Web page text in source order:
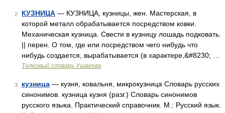
2 КУЗНИЦА — КУЗНИЦА, кузницы, жен. Мастерская, в
которой металл обрабатывается посредством ковки.
Механическая кузница. Свести в кузницу лошадь подковать.
|| перен. О том, где или посредством чего нибудь что
нибудь создается, вырабатывается (в характере,&#8230; …
Толковый словарь Ушакова
3 кузница — кузня, ковальня, микрокузница Словарь русских
синонимов. кузница кузня (разг.) Словарь синонимов
русского языка. Практический справочник. М.: Русский язык.